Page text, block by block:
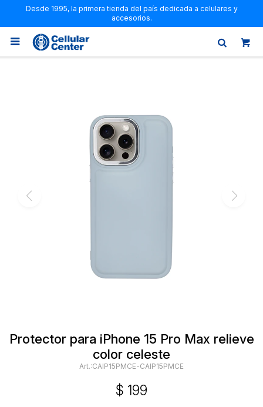
Desde 1995, la primera tienda del país dedicada a celulares y
accesorios.

Protector para iPhone 15 Pro Max relieve
color celeste
CAIP15PMCE-CAIP15PMCE
$ 199